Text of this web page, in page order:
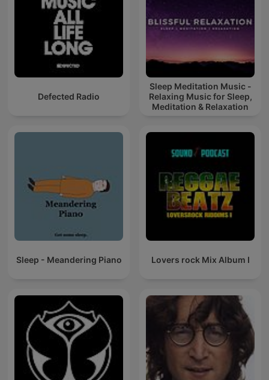
Defected Radio
Sleep Meditation Music -
Relaxing Music for Sleep,
Meditation & Relaxation
Sleep - Meandering Piano Lovers rock Mix Album I